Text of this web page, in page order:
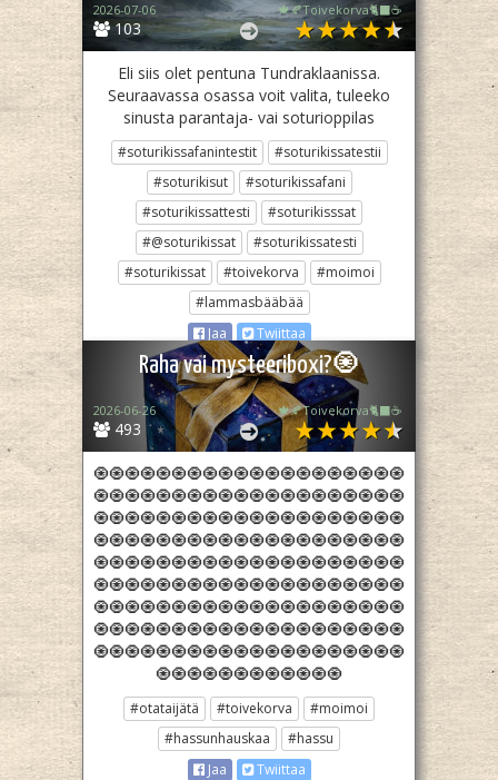
103
2026-07-06 🍁🍂Toivekorva🐈‍⬛☕
Eli siis olet pentuna Tundraklaanissa.
Seuraavassa osassa voit valita, tuleeko
sinusta parantaja- vai soturioppilas
#soturikissafanintestit
#soturikissatestii
#soturikisut
#soturikissafani
#soturikissattesti
#soturikisssat
#@soturikissat
#soturikissatesti
#soturikissat
#toivekorva
#moimoi
#lammasbääbää
Jaa
Twiittaa
Raha vai mysteeriboxi?🧿
493
2026-06-26 🍁🍂Toivekorva🐈‍⬛☕
🧿🧿🧿🧿🧿🧿🧿🧿🧿🧿🧿🧿🧿🧿🧿🧿🧿🧿🧿🧿
🧿🧿🧿🧿🧿🧿🧿🧿🧿🧿🧿🧿🧿🧿🧿🧿🧿🧿🧿🧿
🧿🧿🧿🧿🧿🧿🧿🧿🧿🧿🧿🧿🧿🧿🧿🧿🧿🧿🧿🧿
🧿🧿🧿🧿🧿🧿🧿🧿🧿🧿🧿🧿🧿🧿🧿🧿🧿🧿🧿🧿
🧿🧿🧿🧿🧿🧿🧿🧿🧿🧿🧿🧿🧿🧿🧿🧿🧿🧿🧿🧿
🧿🧿🧿🧿🧿🧿🧿🧿🧿🧿🧿🧿🧿🧿🧿🧿🧿🧿🧿🧿
🧿🧿🧿🧿🧿🧿🧿🧿🧿🧿🧿🧿🧿🧿🧿🧿🧿🧿🧿🧿
🧿🧿🧿🧿🧿🧿🧿🧿🧿🧿🧿🧿🧿🧿🧿🧿🧿🧿🧿🧿
🧿🧿🧿🧿🧿🧿🧿🧿🧿🧿🧿🧿🧿🧿🧿🧿🧿🧿🧿🧿
🧿🧿🧿🧿🧿🧿🧿🧿🧿🧿🧿🧿
#otataijätä #toivekorva
#moimoi
#hassunhauskaa
#hassu
Jaa
Twiittaa